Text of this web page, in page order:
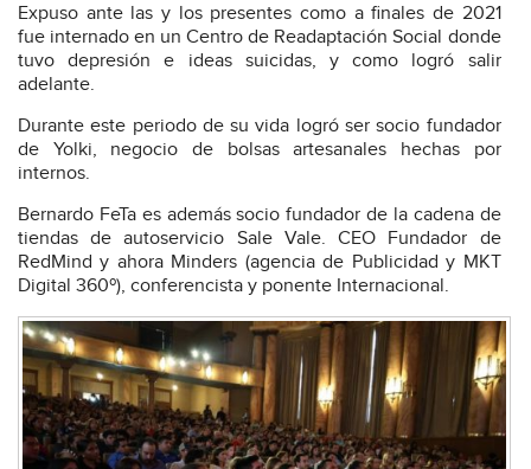
Expuso ante las y los presentes como a finales de 2021
fue internado en un Centro de Readaptación Social donde
tuvo depresión e ideas suicidas, y como logró salir
adelante.
Durante este periodo de su vida logró ser socio fundador
de Yolki, negocio de bolsas artesanales hechas por
internos.
Bernardo FeTa es además socio fundador de la cadena de
tiendas de autoservicio Sale Vale. CEO Fundador de
RedMind y ahora Minders (agencia de Publicidad y MKT
Digital 360º), conferencista y ponente Internacional.